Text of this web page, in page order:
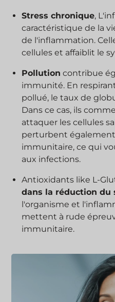
Stress chronique,
caractéristique de la
de l'inflammation.
cellules et affaiblit le
Pollution contribue
immunité. En
pollué, le taux de
Dans ce cas, ils
attaquer les cellules
perturbent
immunitaire, ce qui
aux infections.
Antioxidants like L-
dans la réduction du
l'organisme et
mettent à rude
immunitaire.